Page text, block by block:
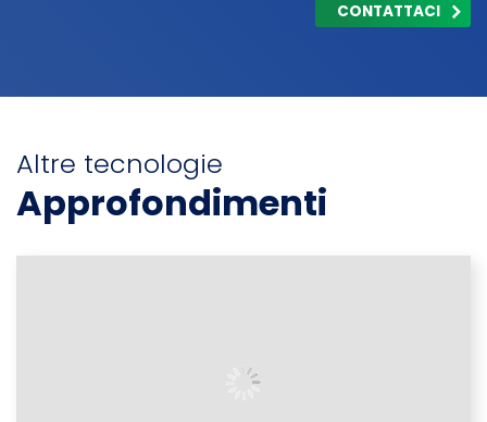
CONTATTACI
Altre tecnologie
Approfondimenti